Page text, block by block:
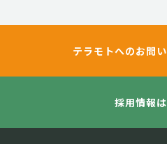
テラモトへのお問
採用情報